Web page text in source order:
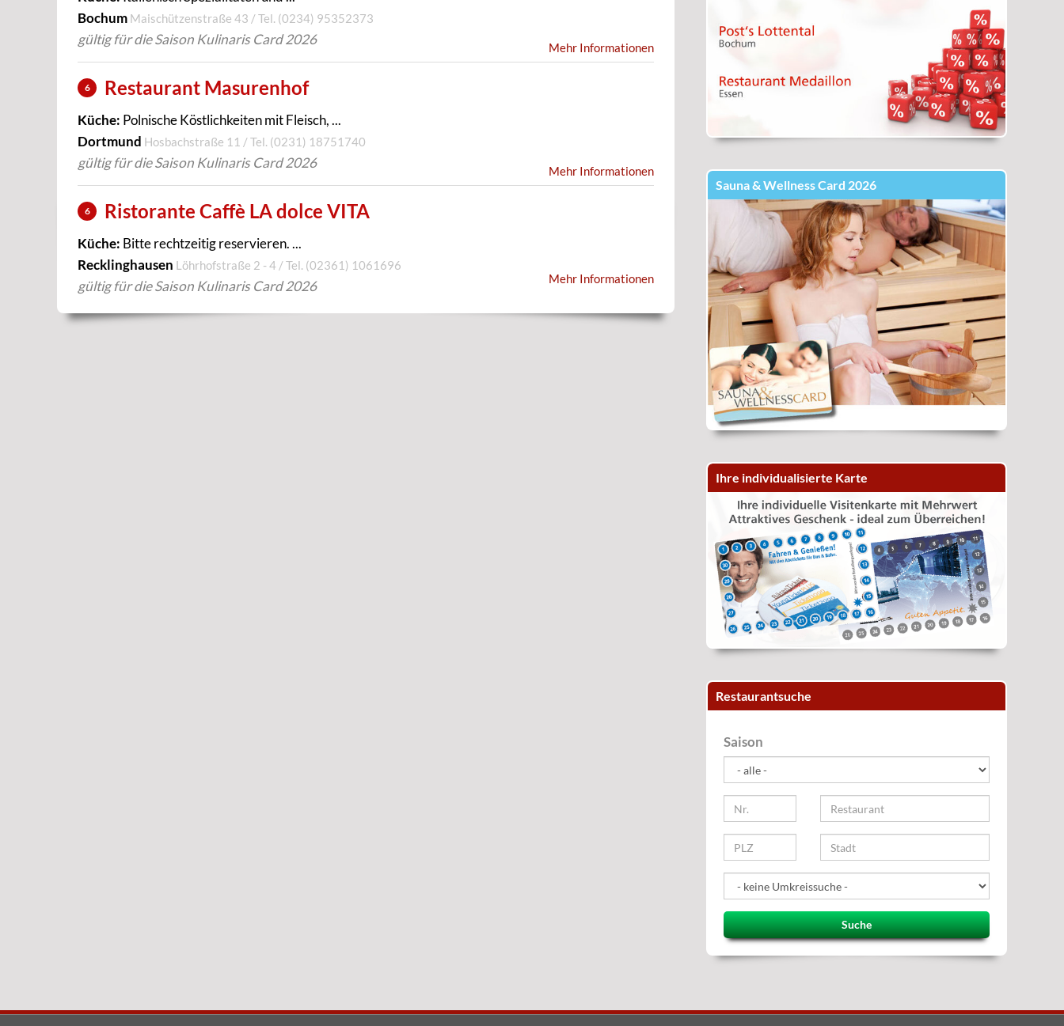
Bochum Maischützenstraße 43 / Tel. (0234) 95352373
gültig für die Saison Kulinaris Card 2026
Mehr Informationen
6 Restaurant Masurenhof
Küche: Polnische Köstlichkeiten mit Fleisch, ...
Dortmund Hosbachstraße 11 / Tel. (0231) 18751740
gültig für die Saison Kulinaris Card 2026
Mehr Informationen
6 Ristorante Caffè LA dolce VITA
Küche: Bitte rechtzeitig reservieren. ...
Recklinghausen Löhrhofstraße 2 - 4 / Tel. (02361) 1061696
gültig für die Saison Kulinaris Card 2026 Mehr Informationen
Sauna & Wellness Card 2026
Ihre individualisierte Karte
Restaurantsuche
Saison
Suche